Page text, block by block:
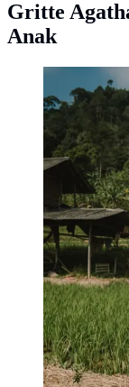
Gritte
Anak
Gritte Agatha